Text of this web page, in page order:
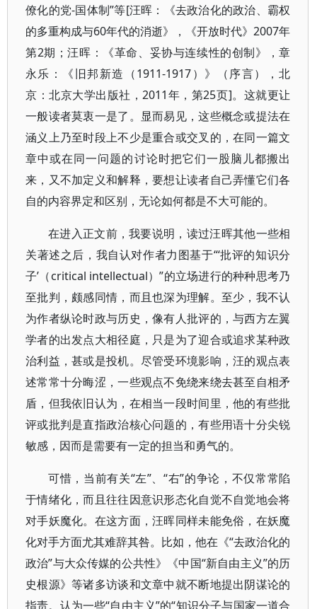
僚化的党-国体制”等[汪晖：《去政治化的政治、霸权
的多重构成与60年代的消逝》，《开放时代》2007年
第2期；汪晖：《革命、妥协与连续性的创制》，章
永乐：《旧邦新造（1911-1917）》（序言），北
京：北京大学出版社，2011年，第25页]。这就更让
一般读者莫衷一是了。显而易见，这些概念或提法在
涵义上乃至时段上不少是重合或交叉的，在同一篇文
章中或在同一问题的讨论时把它们一股脑儿都搬出
来，又不加定义和解释，要想让读者自己弄懂它们各
自的内容界定和区别，无论如何都是不大可能的。
在进入正文前，我要说明，读过汪晖其他一些相
关著述之后，我自认对作者力图基于“‘批评的知识分
子’（critical intellectual）”的立场进行的种种思考乃
至批判，颇感同情，而且也深为理解。至少，我不认
为作者纵论时政与历史，像有人批评的，与西方左翼
学者的出发点大相径庭，只是为了迎合或追求某种政
治利益，甚或是投机。尽管受环境影响，汪的观点表
述常常十分晦涩，一些观点不免绕来绕去甚至自相矛
盾，但我依旧认为，在相当一段时间里，他的有些批
评或批判是直指政治核心问题的，有些用语十分尖锐
敏感，因而是需要有一定的担当和勇气的。
可惜，当前有关“左”、“右”的争论，不仅常常陷
于情绪化，而且往往因意识形态化自觉不自觉地会将
对手妖魔化。在这方面，汪晖同样未能免俗，在妖魔
化对手方面尤其难辞其咎。比如，他在《“去政治化的
政治”与大众传媒的公共性》《中国“新自由主义”的历
史根源》等诸多访谈和文章中就不断地提出阴谋论的
指责。认为一些“自由主义”的“知识分子与国家一道合